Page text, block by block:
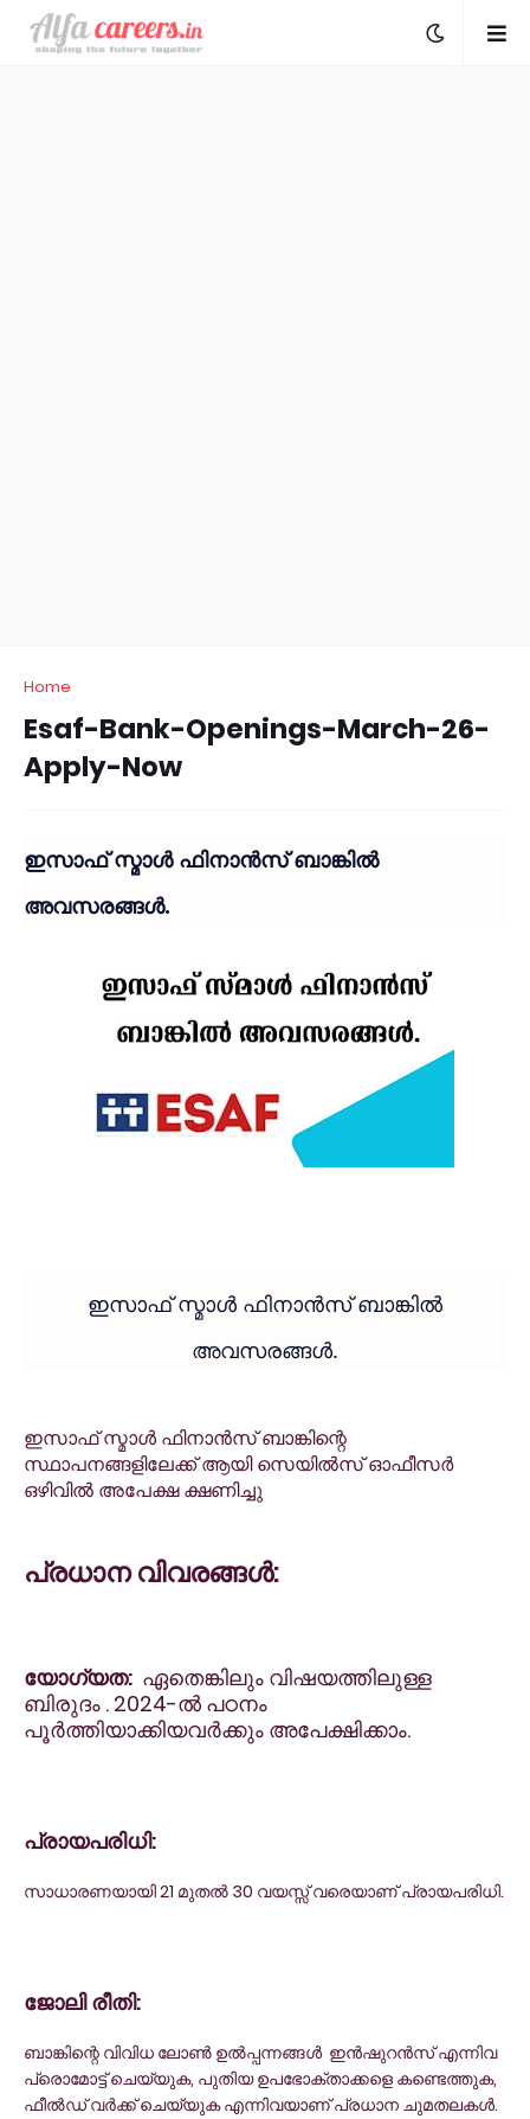
Home
Esaf-Bank-Openings-March-26-
Apply-Now
ഇസാഫ് സ്മാൾ ഫിനാൻസ് ബാങ്കിൽ
അവസരങ്ങൾ.
ഇസാഫ് സ്മാൾ ഫിനാൻസ് ബാങ്കിൽ
അവസരങ്ങൾ.
ഇസാഫ് സ്മാൾ ഫിനാൻസ് ബാങ്കിന്റെ
സ്ഥാപനങ്ങളിലേക്ക് ആയി സെയിൽസ് ഓഫീസർ
ഒഴിവിൽ അപേക്ഷ ക്ഷണിച്ചു
പ്രധാന വിവരങ്ങൾ:
യോഗ്യത: ഏതെങ്കിലും വിഷയത്തിലുള്ള
ബിരുദം . 2024-ൽ പഠനം
പൂർത്തിയാക്കിയവർക്കും അപേക്ഷിക്കാം.
പ്രായപരിധി:
സാധാരണയായി 21 മുതൽ 30 വയസ്സ് വരെയാണ് പ്രായപരിധി.
ജോലി രീതി:
ബാങ്കിന്റെ വിവിധ ലോൺ ഉൽപ്പന്നങ്ങൾ ഇൻഷുറൻസ് എന്നിവ
പ്രൊമോട്ട് ചെയ്യുക, പുതിയ ഉപഭോക്താക്കളെ കണ്ടെത്തുക,
ഫീൽഡ് വർക്ക് ചെയ്യുക എന്നിവയാണ് പ്രധാന ചുമതലകൾ.